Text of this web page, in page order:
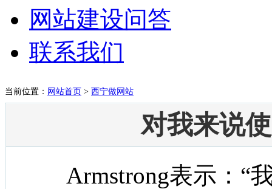
网站建设问答
联系我们
当前位置： 网站首页 > 西宁做网站
对我来说
Armstrong表示：“